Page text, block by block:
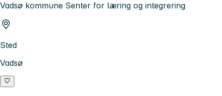
Vadsø kommune Senter for læring og integrering
Sted
Vadsø